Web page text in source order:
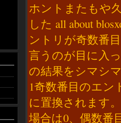
ホントまたもや
した all about
ントリが奇数番
言うのが目に入
の結果をシマシ
1奇数番目のエン
に置換されます
場合は0、偶数番